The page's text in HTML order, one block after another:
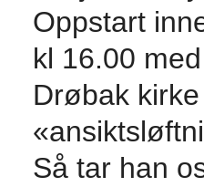
Oppstart
kl 16.00
Drøbak
Så tar han